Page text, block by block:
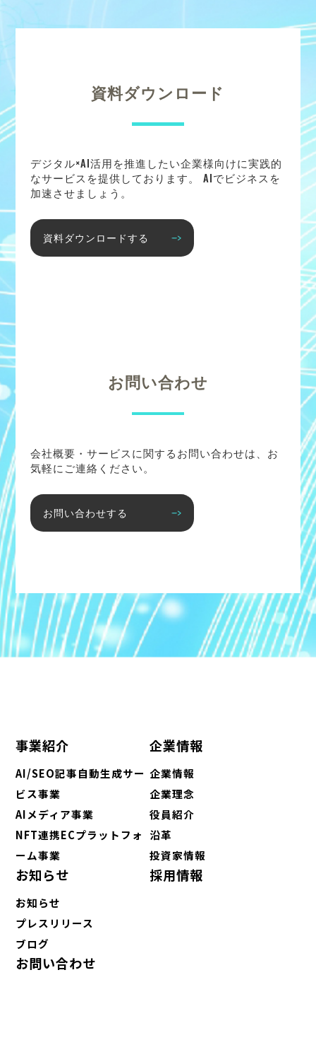
資料ダウンロード
デジタル×AI活用を推進したい企業様向けに実践的
なサービスを提供しております。 AIでビジネスを
加速させましょう。
資料ダウンロードする
お問い合わせ
会社概要・サービスに関するお問い合わせは、お
気軽にご連絡ください。
お問い合わせする
事業紹介
AI/SEO記事自動生成サー
ビス事業
AIメディア事業
NFT連携ECプラットフォ
ーム事業
企業情報
企業情報
企業理念
役員紹介
沿革
投資家情報
お知らせ
お知らせ
プレスリリース
ブログ
採用情報
お問い合わせ